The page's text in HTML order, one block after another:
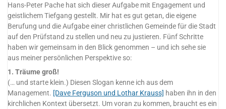
Hans-Peter Pache hat sich dieser Aufgabe mit Engagement und
geistlichem Tiefgang gestellt. Mir hat es gut getan, die eigene
Berufung und die Aufgabe einer christlichen Gemeinde für die Stadt
auf den Prüfstand zu stellen und neu zu justieren. Fünf Schritte
haben wir gemeinsam in den Blick genommen – und ich sehe sie
aus meiner persönlichen Perspektive so:
1. Träume groß!
(… und starte klein.) Diesen Slogan kenne ich aus dem
Management. [Dave Ferguson und Lothar Krauss] haben ihn in den
kirchlichen Kontext übersetzt. Um voran zu kommen, braucht es ein